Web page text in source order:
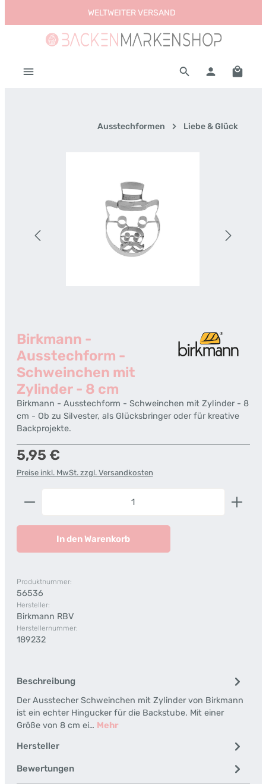
Zum Hauptinhalt springenWELTWEITER VERSAND
Ausstechformen Liebe & Glück
Birkmann -
Ausstechform -
Schweinchen mit
Zylinder - 8 cm
Birkmann - Ausstechform - Schweinchen mit Zylinder - 8
cm - Ob zu Silvester, als Glücksbringer oder für kreative
Backprojekte.
Regulärer Preis:
5,95 €
Preise inkl. MwSt. zzgl. Versandkosten
Produkt Anzahl: Gib den gewünschten Wert ein
In den Warenkorb
Produktnummer:
56536
Hersteller:
Birkmann RBV
Herstellernummer:
189232
Beschreibung
Der Ausstecher Schweinchen mit Zylinder von Birkmann
ist ein echter Hingucker für die Backstube. Mit einer
Größe von 8 cm ei… Mehr
Hersteller
Bewertungen